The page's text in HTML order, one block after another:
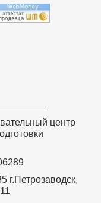
центр
г.Петрозаводск,